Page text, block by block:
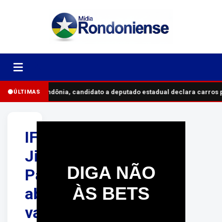
ÚLTIMASEm Rondônia, candidato a deputado estadual declara carros
IFRO
Ji-
Paraná
abre
vagas
DIGA NÃO
ÀS BETS